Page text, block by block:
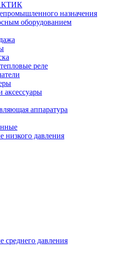
назначения
оборудованием
реле
аксессуары
аппаратура
низкого давления
среднего давления